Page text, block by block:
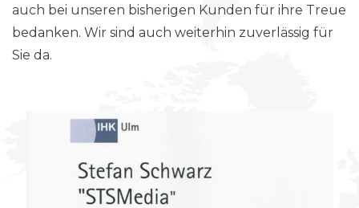
auch bei unseren bisherigen Kunden für ihre Treue
bedanken. Wir sind auch weiterhin zuverlässig für
Sie da.